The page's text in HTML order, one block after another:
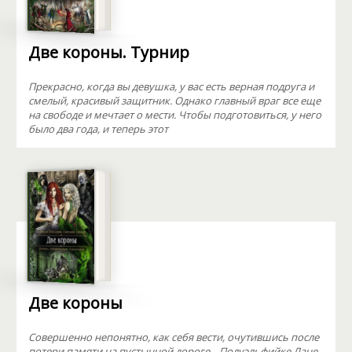
Две короны. Турнир
Прекрасно, когда вы девушка, у вас есть верная подруга и
смелый, красивый защитник. Однако главный враг все еще
на свободе и мечтает о мести. Чтобы подготовиться, у него
было два года, и теперь этот
Две короны
Совершенно непонятно, как себя вести, очутившись после